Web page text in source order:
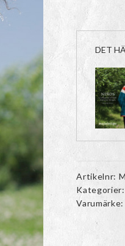
DET
Artikelnr:
Kategorier:
Varumärke: